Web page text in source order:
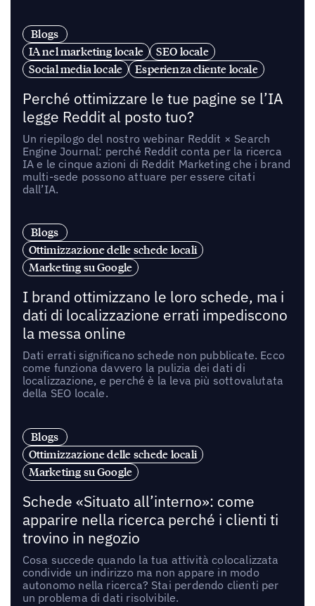
Blogs
IA nel marketing locale
SEO locale
Social media locale
Esperienza cliente locale
Perché ottimizzare le tue pagine se l’IA
legge Reddit al posto tuo?
Un riepilogo del nostro webinar Reddit × Search
Engine Journal: perché Reddit conta per la ricerca
IA e le cinque azioni di Reddit Marketing che i brand
multi-sede possono attuare per essere citati
dall’IA.
Blogs
Ottimizzazione delle schede locali
Marketing su Google
I brand ottimizzano le loro schede, ma i
dati di localizzazione errati impediscono
la messa online
Dati errati significano schede non pubblicate. Ecco
come funziona davvero la pulizia dei dati di
localizzazione, e perché è la leva più sottovalutata
della SEO locale.
Blogs
Ottimizzazione delle schede locali
Marketing su Google
Schede «Situato all’interno»: come
apparire nella ricerca perché i clienti ti
trovino in negozio
Cosa succede quando la tua attività colocalizzata
condivide un indirizzo ma non appare in modo
autonomo nella ricerca? Stai perdendo clienti per
un problema di dati risolvibile.